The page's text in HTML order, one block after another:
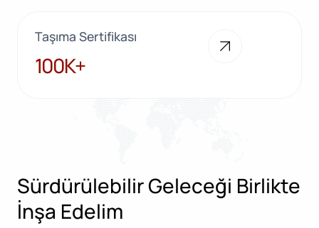
Taşıma Sertifikası
100K+
100K+
Sürdürülebilir Geleceği Birlikte
İnşa Edelim